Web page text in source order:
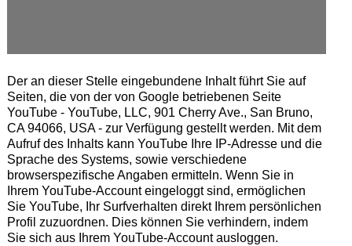
Der an dieser Stelle eingebundene Inhalt führt Sie auf
Seiten, die von der von Google betriebenen Seite
YouTube - YouTube, LLC, 901 Cherry Ave., San Bruno,
CA 94066, USA - zur Verfügung gestellt werden. Mit dem
Aufruf des Inhalts kann YouTube Ihre IP-Adresse und die
Sprache des Systems, sowie verschiedene
browserspezifische Angaben ermitteln. Wenn Sie in
Ihrem YouTube-Account eingeloggt sind, ermöglichen
Sie YouTube, Ihr Surfverhalten direkt Ihrem persönlichen
Profil zuzuordnen. Dies können Sie verhindern, indem
Sie sich aus Ihrem YouTube-Account ausloggen.